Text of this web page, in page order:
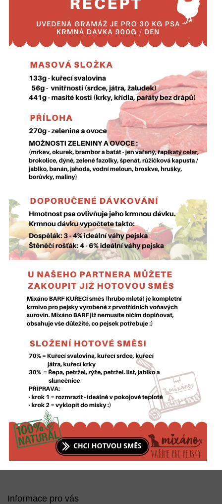
Z
Informace pro vás